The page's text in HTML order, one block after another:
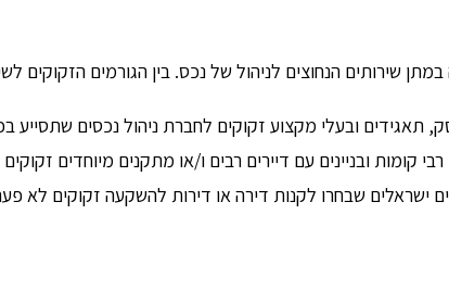
שירותים הנחוצים לניהול של נכס. בין הגורמים הזקוקים
תאגידים ובעלי מקצוע זקוקים לחברת ניהול נכסים שתסייע
קומות ובניינים עם דיירים רבים ו/או מתקנים מיוחדים
ישראלים שבחרו לקנות דירה או דירות להשקעה זקוקים לא